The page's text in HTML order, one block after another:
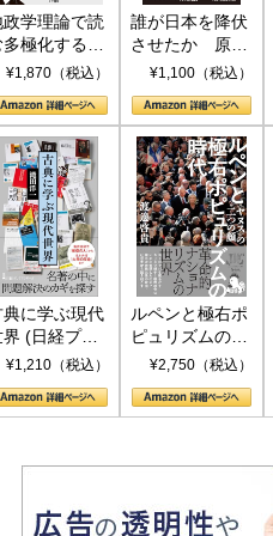
政学理論で読
多極化する世
トランプと
¥1,870（税込）
誰が日本を降伏
させたか 原爆
投下、ソ連参
(PHP新書)
¥1,100（税込）
典に学ぶ現代
界 (日経プレ
アシリーズ)
¥1,210（税込）
ルペンと極右ポ
ピュリズムの時
代：〈ヤヌス〉
¥2,750（税込）